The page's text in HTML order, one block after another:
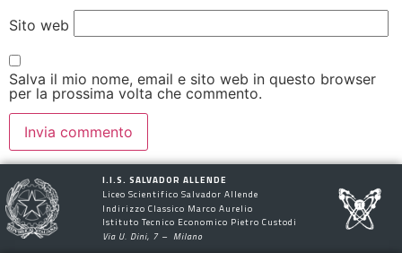
Sito web
Salva il mio nome, email e sito web in questo browser
per la prossima volta che commento.
I.I.S. SALVADOR ALLENDE
Liceo Scientifico Salvador Allende
Indirizzo Classico Marco Aurelio
Istituto Tecnico Economico Pietro Custodi
Via U. Dini, 7 – Milano